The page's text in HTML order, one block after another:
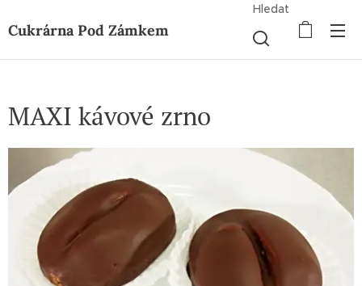
Cukrárna Pod Zámkem
Hledat
MAXI kávové zrno